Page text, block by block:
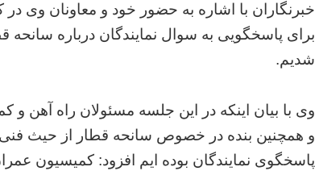
خبرنگاران با اشاره به حضور خود و معاونان
برای پاسخگویی به سوال نمایندگان درباره
شدیم.
وی با بیان اینکه در این جلسه مسئولان راه آهن و
و همچنین بنده در خصوص سانحه قطار از حیث
پاسخگوی نمایندگان بوده ایم افزود: کمیسیون